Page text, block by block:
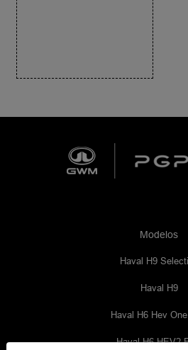
Modelos
Haval H9
Haval H9
Haval H6 Hev
Haval H6 HEV2